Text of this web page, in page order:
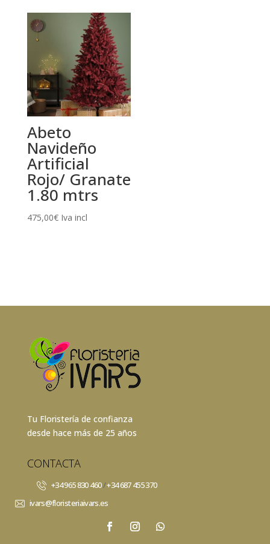
Abeto
Navideño
Artificial
Rojo/ Granate
1.80 mtrs
475,00€ Iva incl
Tu Floristería de confianza
desde hace más de 25 años
CONTACTA
+34 965 830 460/+34 687 455 370
ivars@floristeriaivars.es